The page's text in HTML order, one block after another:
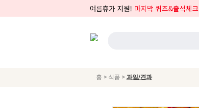
여름휴가 지원! 마지막 퀴즈&출석체크
홈 > 식품 > 과일/견과